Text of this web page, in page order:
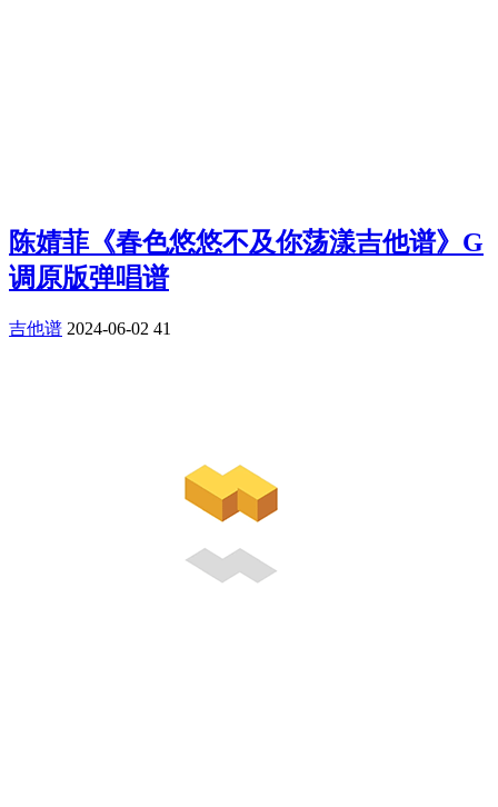
陈婧菲《春色悠悠不及你荡漾吉他谱》G
调原版弹唱谱
吉他谱 2024-06-02 41